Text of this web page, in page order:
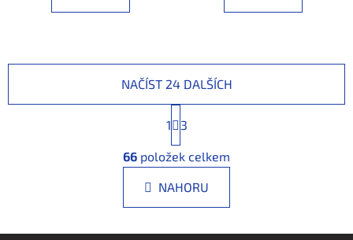
O
v
á
d
a
NAČÍST 24 DALŠÍCH
S
t
r
á
n
k
á
1 3
66 položek celkem
NAHORU